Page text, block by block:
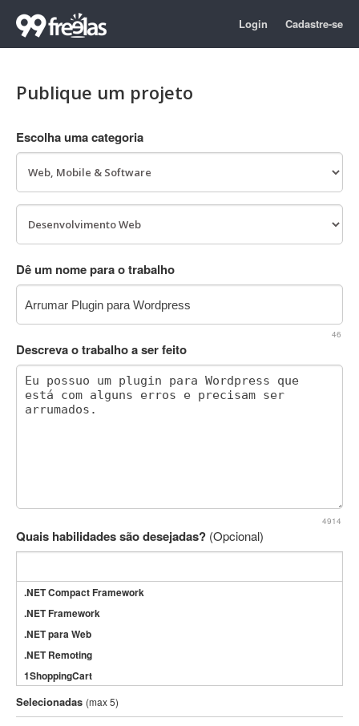
Login Cadastre-se
Publique um projeto
Escolha uma categoria
Dê um nome para o trabalho
46
Descreva o trabalho a ser feito
4914
Quais habilidades são desejadas? (Opcional)
.NET Compact Framework
.NET Framework
.NET para Web
.NET Remoting
1ShoppingCart
3DS Max
3GSM
Selecionadas (max 5)